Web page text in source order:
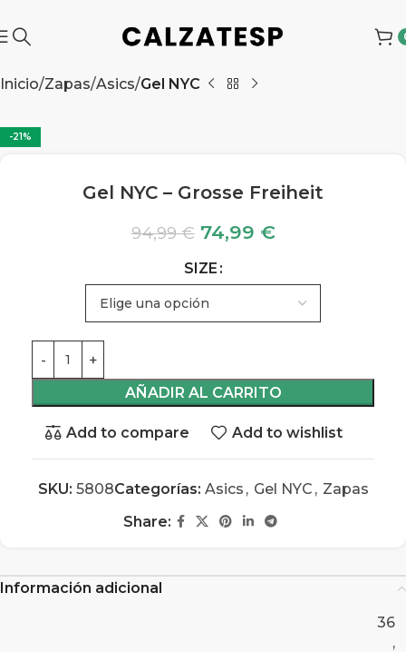
Inicio Zapas Asics Gel NYC
-21%
Gel NYC – Grosse Freiheit
94,99€ 74,99 €
SIZE
AÑADIR AL CARRITO
Add to compare Add to wishlist
SKU: 5808Categorías: Asics , Gel NYC , Zapas
Share:
Información adicional
36
,